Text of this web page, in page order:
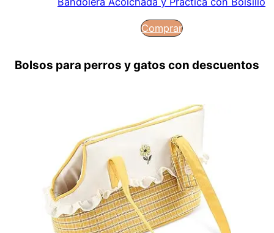
Comprar
Bolsos para perros y gatos con descuentos